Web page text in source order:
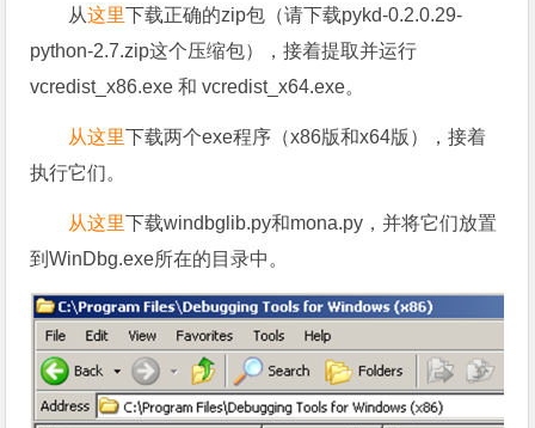
从这里下载正确的zip包（请下载pykd-0.2.0.29-
python-2.7.zip这个压缩包），接着提取并运行
vcredist_x86.exe 和 vcredist_x64.exe。
从这里下载两个exe程序（x86版和x64版），接着
执行它们。
从这里下载windbglib.py和mona.py，并将它们放置
到WinDbg.exe所在的目录中。